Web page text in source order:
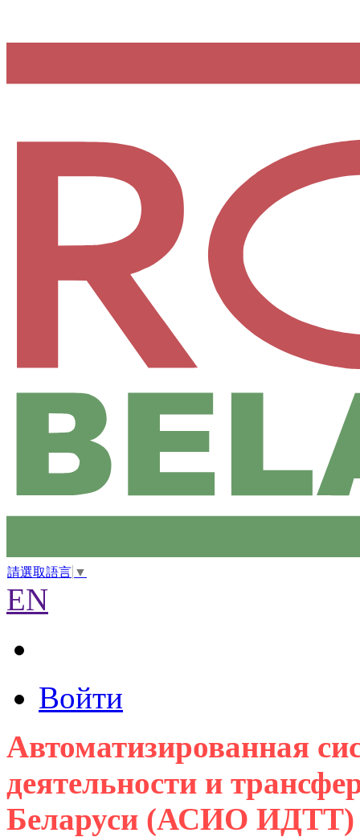
請選取語言 ▼
EN
Войти
Автоматизированная
деятельности и
Беларуси (АСИО ИДТТ)